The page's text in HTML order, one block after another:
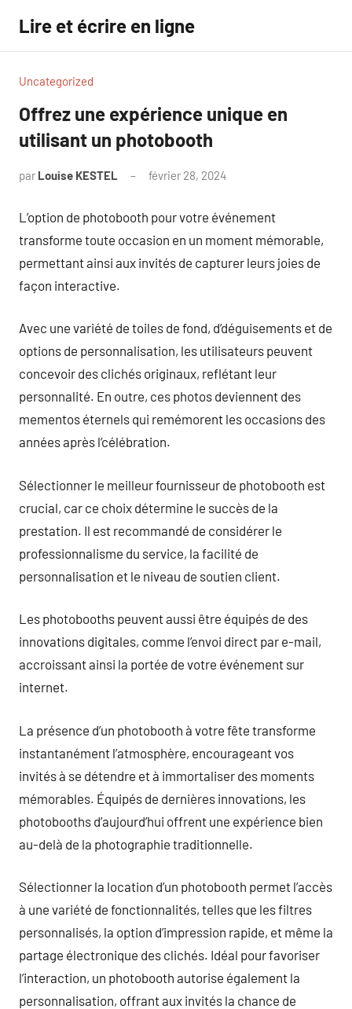
contenu
Lire et écrire en ligne
Uncategorized
Offrez une expérience unique en
utilisant un photobooth
par Louise KESTEL février 28, 2024
L’option de photobooth pour votre événement
transforme toute occasion en un moment mémorable,
permettant ainsi aux invités de capturer leurs joies de
façon interactive.
Avec une variété de toiles de fond, d’déguisements et de
options de personnalisation, les utilisateurs peuvent
concevoir des clichés originaux, reflétant leur
personnalité. En outre, ces photos deviennent des
mementos éternels qui remémorent les occasions des
années après l’célébration.
Sélectionner le meilleur fournisseur de photobooth est
crucial, car ce choix détermine le succès de la
prestation. Il est recommandé de considérer le
professionnalisme du service, la facilité de
personnalisation et le niveau de soutien client.
Les photobooths peuvent aussi être équipés de des
innovations digitales, comme l’envoi direct par e-mail,
accroissant ainsi la portée de votre événement sur
internet.
La présence d’un photobooth à votre fête transforme
instantanément l’atmosphère, encourageant vos
invités à se détendre et à immortaliser des moments
mémorables. Équipés de dernières innovations, les
photobooths d’aujourd’hui offrent une expérience bien
au-delà de la photographie traditionnelle.
Sélectionner la location d’un photobooth permet l’accès
à une variété de fonctionnalités, telles que les filtres
personnalisés, la option d’impression rapide, et même la
partage électronique des clichés. Idéal pour favoriser
l’interaction, un photobooth autorise également la
personnalisation, offrant aux invités la chance de